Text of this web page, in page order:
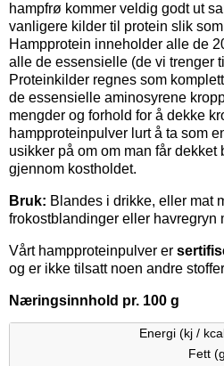
hampfrø kommer veldig godt ut
vanligere kilder til protein slik
Hampprotein inneholder alle de
alle de essensielle (de vi trenger
Proteinkilder regnes som
de essensielle aminosyrene
mengder og forhold for å dekke
hampproteinpulver lurt å ta som
usikker på om om man får dekket
gjennom kostholdet.
Bruk: Blandes i drikke, eller mat
frokostblandinger eller havregryn
Vårt hampproteinpulver er
og er ikke tilsatt noen andre
Næringsinnhold pr. 100 g
Energi (kj /
Fett